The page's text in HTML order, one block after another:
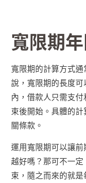
寬限期
寬限期的計算方式
說，寬限期的長度
內，借款人只需支
束後開始。具體的
關條款。
運用寬限期可以讓
越好嗎？那可不一
束，隨之而來的就